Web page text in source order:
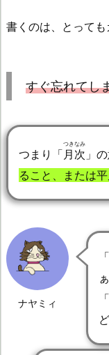
書くのは、とっても
すぐ忘れてし
つまり「 月次
つきなみ
」
ること、または
ナヤミィ